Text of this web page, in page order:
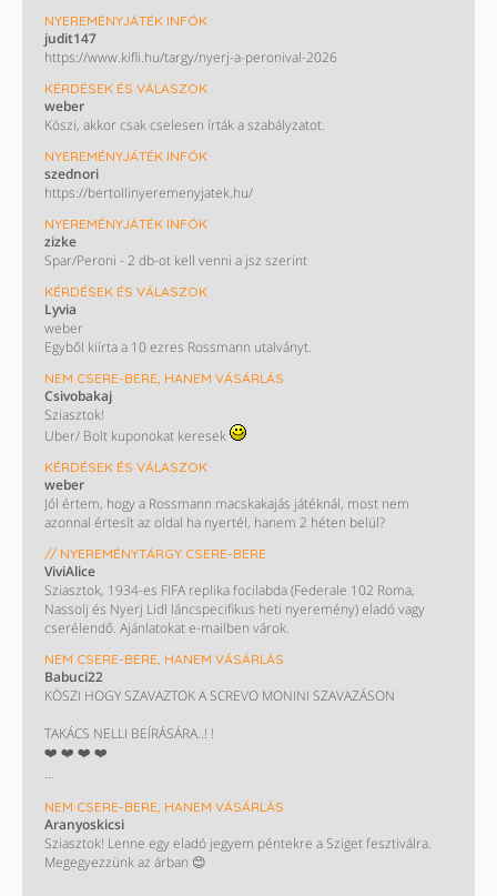
NYEREMÉNYJÁTÉK INFÓK
judit147
https://www.kifli.hu/targy/nyerj-a-peronival-2026
KÉRDÉSEK ÉS VÁLASZOK
weber
Köszi, akkor csak cselesen írták a szabályzatot.
NYEREMÉNYJÁTÉK INFÓK
szednori
https://bertollinyeremenyjatek.hu/
NYEREMÉNYJÁTÉK INFÓK
zizke
Spar/Peroni - 2 db-ot kell venni a jsz szerint
KÉRDÉSEK ÉS VÁLASZOK
Lyvia
weber
Egyből kiírta a 10 ezres Rossmann utalványt.
NEM CSERE-BERE, HANEM VÁSÁRLÁS
Csivobakaj
Sziasztok!
Uber/ Bolt kuponokat keresek
KÉRDÉSEK ÉS VÁLASZOK
weber
Jól értem, hogy a Rossmann macskakajás játéknál, most nem
azonnal értesít az oldal ha nyertél, hanem 2 héten belül?
// NYEREMÉNYTÁRGY CSERE-BERE
ViviAlice
Sziasztok, 1934-es FIFA replika focilabda (Federale 102 Roma,
Nassolj és Nyerj Lidl láncspecifikus heti nyeremény) eladó vagy
cserélendő. Ajánlatokat e-mailben várok.
NEM CSERE-BERE, HANEM VÁSÁRLÁS
Babuci22
KÖSZI HOGY SZAVAZTOK A SCREVO MONINI SZAVAZÁSON
TAKÁCS NELLI BEÍRÁSÁRA..! !
❤️ ❤️ ❤️ ❤️
50000 értékben 2028 év vége a lejárat 1000.- os címletekben.
Csere is érdekel spar lidl tesco coop utikra leginkább...
NEM CSERE-BERE, HANEM VÁSÁRLÁS
Aranyoskicsi
Sziasztok! Lenne egy eladó jegyem péntekre a Sziget fesztiválra.
Megegyezzünk az árban 😊